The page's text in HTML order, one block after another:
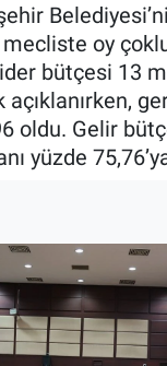
mecliste oy
bütçesi 13
oldu. Gelir
yüzde